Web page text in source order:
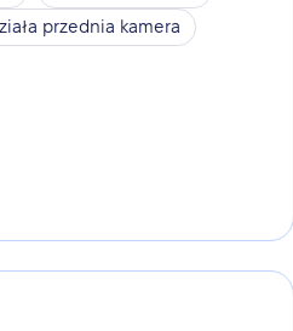
przednia kamera